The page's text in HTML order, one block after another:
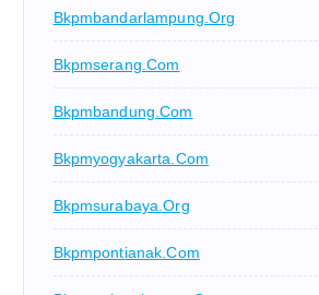
Bkpmbandarlampung.org
Bkpmserang.com
Bkpmbandung.com
Bkpmyogyakarta.com
Bkpmsurabaya.org
Bkpmpontianak.com